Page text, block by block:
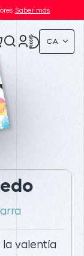
Saber más
CA
la valentía